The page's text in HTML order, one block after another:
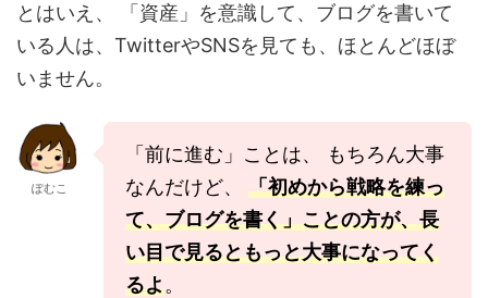
とはいえ、 「資産」を意識して、ブログを書いて
いる人は、TwitterやSNSを見ても、ほとんどほぼ
いません。
ぽむこ
「前に進む」ことは、 もちろん大事
なんだけど、 「初めから戦略を練っ
て、ブログを書く」ことの方が、長
い目で見るともっと大事になってく
るよ。